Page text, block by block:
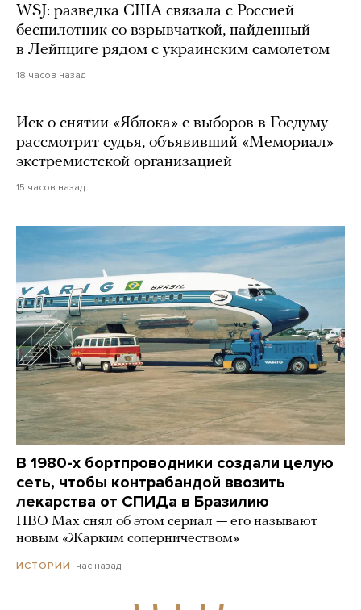
WSJ: разведка США связала с Россией
беспилотник со взрывчаткой, найденный
в Лейпциге рядом с украинским самолетом
18 часов назад
Иск о снятии «Яблока» с выборов в Госдуму
рассмотрит судья, объявивший «Мемориал»
экстремистской организацией
15 часов назад
В 1980-х бортпроводники создали целую
сеть, чтобы контрабандой ввозить
лекарства от СПИДа в Бразилию
HBO Max снял об этом сериал — его называют
новым «Жарким соперничеством»
ИСТОРИИ час назад